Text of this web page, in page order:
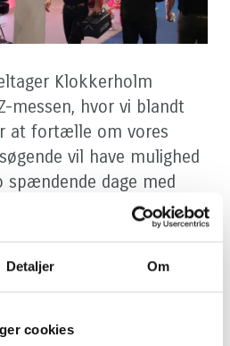
Detaljer Om
cookies
Klokkerholm
messen, hvor vi blandt
at fortælle om vores
vil have mulighed
dage med
inspiration og ny
Center i dag